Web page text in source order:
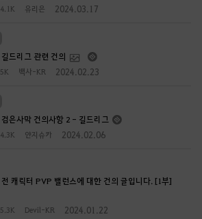
4.1K 유리은 2024.03.17
길드리그 관련 건의
5K 백사-KR 2024.02.23
검은사막 건의사항 2 - 길드리그
4.3K 얀지슈카 2024.02.06
전 캐릭터 PVP 밸런스에 대한 건의 글입니다. [1부]
5.3K Devil-KR 2024.01.22